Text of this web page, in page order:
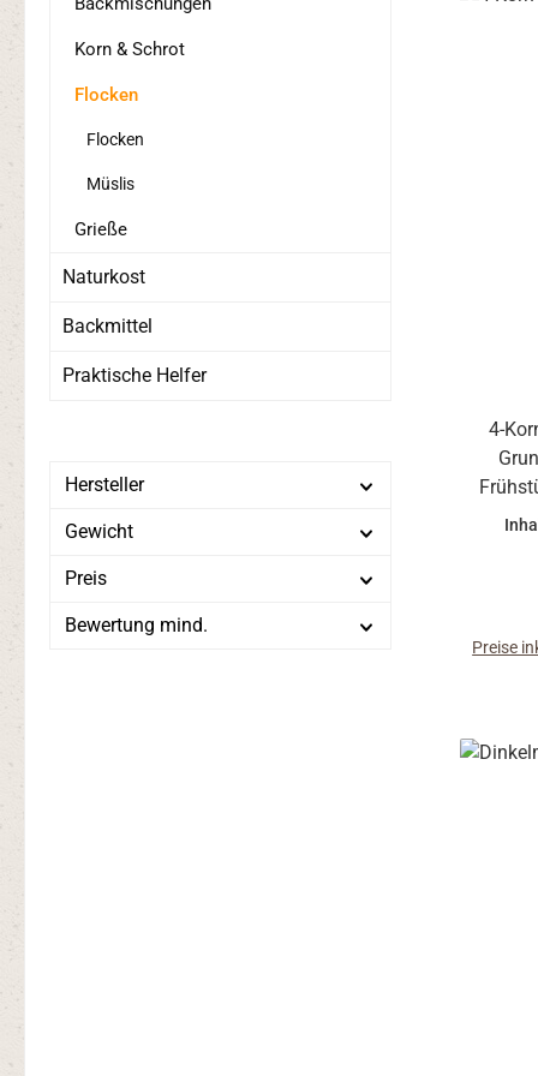
Korn & Schrot
Flocken
Flocken
Müslis
Grieße
Naturkost
Backmittel
Praktische Helfer
Hersteller
Gewicht
Preis
Bewertung mind.
4-
Preise